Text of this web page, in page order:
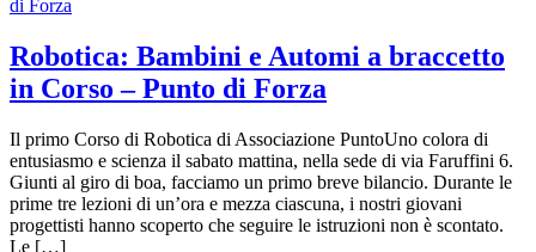
Robotica: Bambini e Automi a braccetto
in Corso – Punto di Forza
Il primo Corso di Robotica di Associazione PuntoUno colora di
entusiasmo e scienza il sabato mattina, nella sede di via Faruffini 6.
Giunti al giro di boa, facciamo un primo breve bilancio. Durante le
prime tre lezioni di un’ora e mezza ciascuna, i nostri giovani
progettisti hanno scoperto che seguire le istruzioni non è scontato.
Le […]